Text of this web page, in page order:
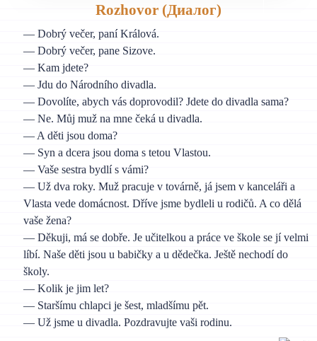
Rozhovor (Диалог)
— Dobrý večer, paní Králová.
— Dobrý večer, pane Sizove.
— Kam jdete?
— Jdu do Národního divadla.
— Dovolíte, abych vás doprovodil? Jdete do divadla sama?
— Ne. Můj muž na mne čeká u divadla.
— A děti jsou doma?
— Syn a dcera jsou doma s tetou Vlastou.
— Vaše sestra bydlí s vámi?
— Už dva roky. Muž pracuje v továrně, já jsem v kanceláři a
Vlasta vede domácnost. Dříve jsme bydleli u rodičů. A co dělá
vaše žena?
— Děkuji, má se dobře. Je učitelkou a práce ve škole se jí velmi
líbí. Naše děti jsou u babičky a u dědečka. Ještě nechodí do
školy.
— Kolik je jim let?
— Staršímu chlapci je šest, mladšímu pět.
— Už jsme u divadla. Pozdravujte vaši rodinu.